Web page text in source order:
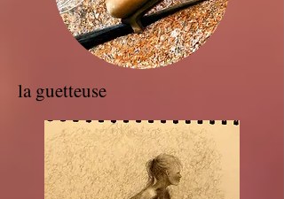
la guetteuse